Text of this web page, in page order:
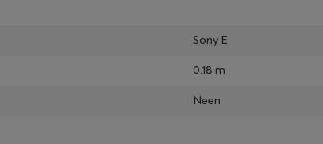
Sony E
0.18 m
Neen